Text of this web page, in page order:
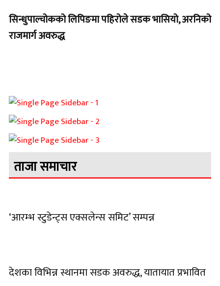
सिन्धुपाल्चोकको लिपिङमा पहिरोले सडक भासियो, अरनिको
राजमार्ग अवरुद्ध
ताजा समाचार
‘आरम्भ स्टुडेन्ट्स एक्सलेन्स समिट’ सम्पन्न
देशका विभिन्न स्थानमा सडक अवरुद्ध, यातायात प्रभावित